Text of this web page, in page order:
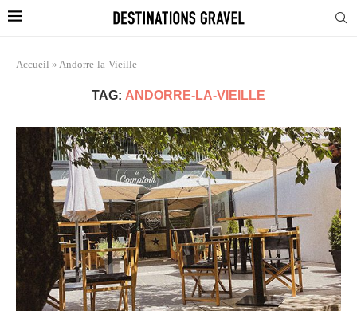
Accueil » Andorre-la-Vieille
TAG: ANDORRE-LA-VIEILLE